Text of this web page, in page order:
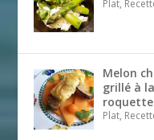
Plat,
Melon
grillé à
roquette
Plat,